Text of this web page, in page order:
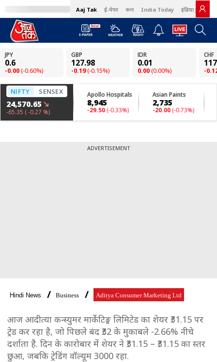
Aaj Tak ई-पेपर বাংলা India Today इंडिया टुडे हिंदी
ADVERTISEMENT
Hindi News Business Aditya Consumer Marketing Ltd
आज आदीत्या कन्स्युमर मार्केटिङ्ग लिमिटेड का शेयर ₹31.15 पर
ट्रेड कर रहा है, जो पिछले बंद ₹32 के मुकाबले -2.66% नीचे
दर्शाता है. दिन के कारोबार में शेयर ने ₹31.15 – ₹31.15 का स्तर
छुआ, जबकि ट्रेडिंग वॉल्यूम 3000 रहा.